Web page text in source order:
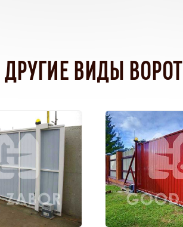
ДРУГИЕ ВИДЫ ВОРОТ